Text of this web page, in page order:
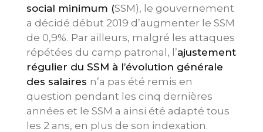
social minimum (SSM), le gouvernement
a décidé début 2019 d’augmenter le SSM
de 0,9%. Par ailleurs, malgré les attaques
répétées du camp patronal, l’ajustement
régulier du SSM à l’évolution générale
des salaires n’a pas été remis en
question pendant les cinq dernières
années et le SSM a ainsi été adapté tous
les 2 ans, en plus de son indexation.